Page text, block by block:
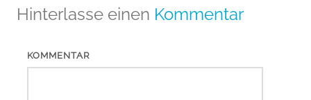
Hinterlasse einen Kommentar
KOMMENTAR